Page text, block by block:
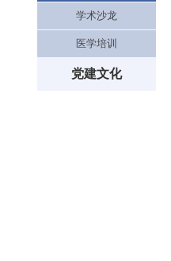
学术沙龙
医学培训
党建文化